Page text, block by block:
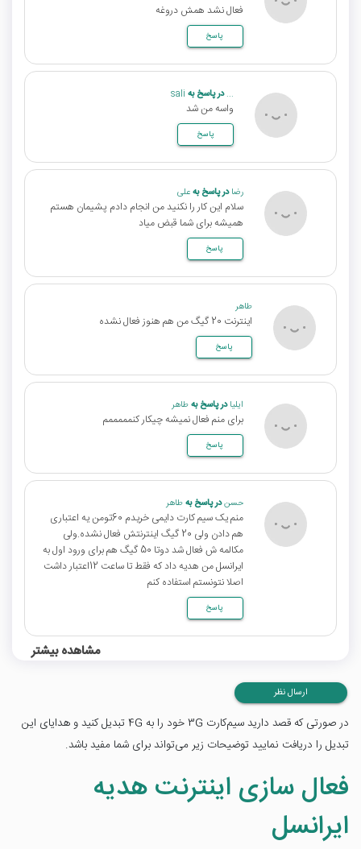
فعال نشد همش دروغه
پاسخ
...در پاسخ بهsali
واسه من شد
پاسخ
رضادر پاسخ بهعلی
سلام این کار را نکنید من انجام دادم پشیمان هستم
همیشه برای شما قبض میاد
پاسخ
طاهر
اینترنت 20 گیگ من هم هنوز فعال نشده
پاسخ
ایلیادر پاسخ بهطاهر
برای منم فعال نمیشه چیکار کنمممممم
پاسخ
حسندر پاسخ بهطاهر
منم یک سیم کارت دایمی خریدم 60تومن یه اعتباری
هم دادن ولی 20 گیگ اینترنتش فعال نشده.ولی
مکالمه ش فعال شد دوتا 50 گیگ هم برای ورود اول به
ایرانسل من هدیه داد که فقط تا ساعت 12اعتبار داشت
اصلا نتونستم استفاده کنم
پاسخ
مشاهده بیشتر
ارسال نظر
در صورتی که قصد دارید سیم‌کارت 3G خود را به 4G تبدیل کنید و هدایای این
تبدیل را دریافت نمایید توضیحات زیر می‌تواند برای شما مفید باشد.
فعال سازی اینترنت هدیه
ایرانسل